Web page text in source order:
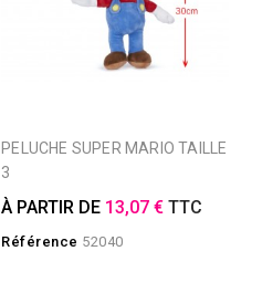
PELUCHE SUPER MARIO TAILLE
3
À PARTIR DE 13,07 € TTC
Référence 52040